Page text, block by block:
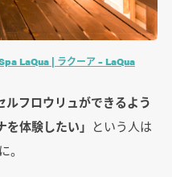
LaQua | ラクーア – LaQua
ルフロウリュができるよう
体験したい」 という人は
。